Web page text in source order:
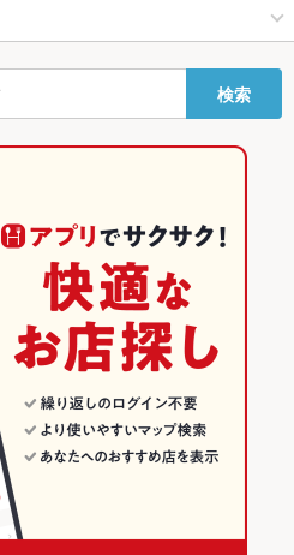
パーキングをご利用ください。お酒を飲
舗へご相談下さい
応となります
にお作り致します！
実、日本酒充実
様連れも歓迎致します♪ご家族でもゆった
時間が21:30までとなります。
や結婚式2次会の演出もお手伝いします。
い
和風
グルメランキング
の居酒屋ランキング
検索